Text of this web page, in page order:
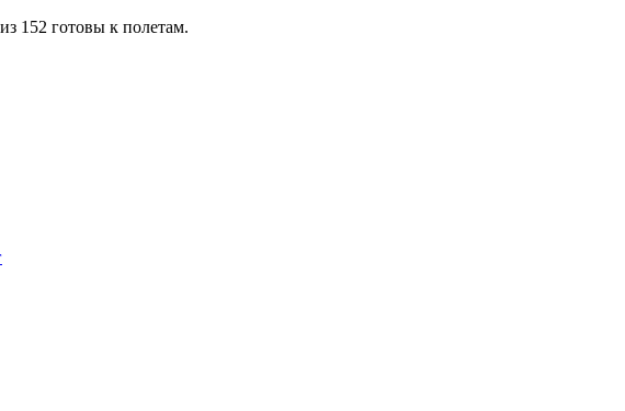
152 готовы к полетам.